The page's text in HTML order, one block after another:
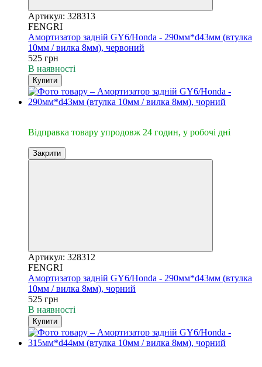
Артикул: 328313
FENGRI
Амортизатор задній GY6/Honda - 290мм*d43мм (втулка
10мм / вилка 8мм), червоний
525 грн
В наявності
Купити
Відправка товару упродовж 24 годин, у робочі дні
Закрити
Артикул: 328312
FENGRI
Амортизатор задній GY6/Honda - 290мм*d43мм (втулка
10мм / вилка 8мм), чорний
525 грн
В наявності
Купити